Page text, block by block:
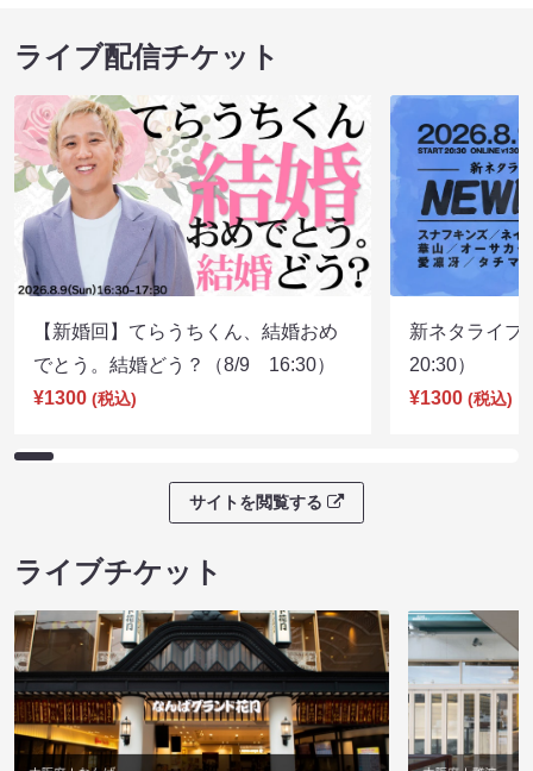
ライブ配信チケット
【新婚回】てらうちくん、結婚おめ
でとう。結婚どう？（8/9 16:30）
¥1300 (税込)
新ネタライ
20:30）
¥1300 (税込)
サイトを閲覧する
ライブチケット